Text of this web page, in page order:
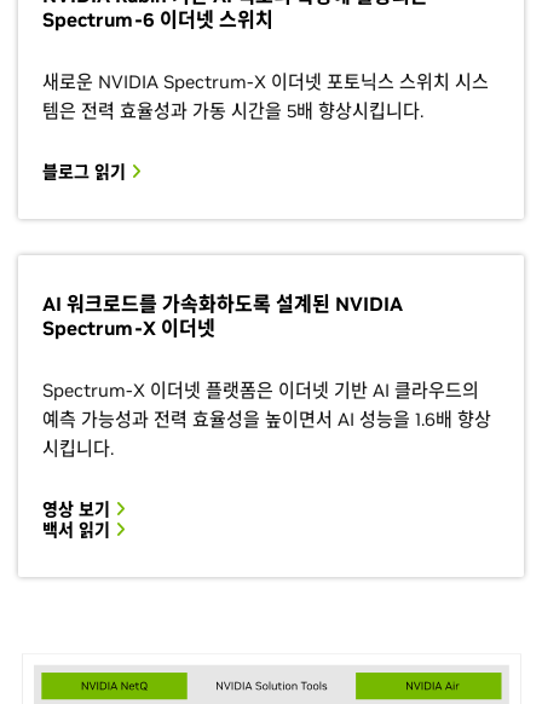
Spectrum-6 이더넷 스위치
새로운 NVIDIA Spectrum-X 이더넷 포토닉스 스위치 시스
템은 전력 효율성과 가동 시간을 5배 향상시킵니다.
블로그 읽기
AI 워크로드를 가속화하도록 설계된 NVIDIA
Spectrum-X 이더넷
Spectrum-X 이더넷 플랫폼은 이더넷 기반 AI 클라우드의
예측 가능성과 전력 효율성을 높이면서 AI 성능을 1.6배 향상
시킵니다.
영상 보기
백서 읽기